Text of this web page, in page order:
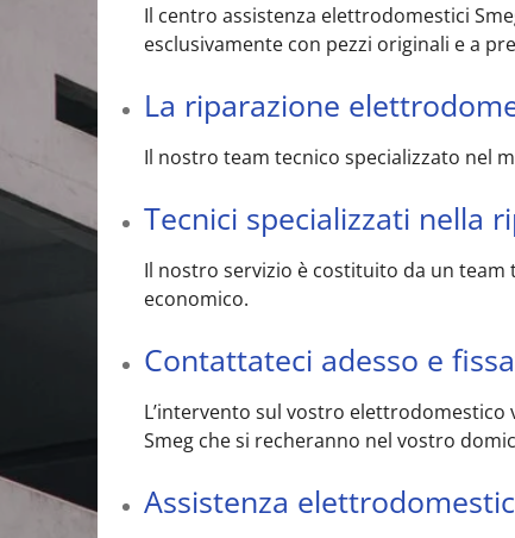
Il centro assistenza elettrodomestici
esclusivamente con pezzi originali e a
La riparazione
Il nostro team tecnico specializzato nel
Tecnici specializzati nella
Il nostro servizio è costituito da un
economico.
Contattateci adesso e
L’intervento sul vostro
Smeg che si recheranno nel vostro
Assistenza